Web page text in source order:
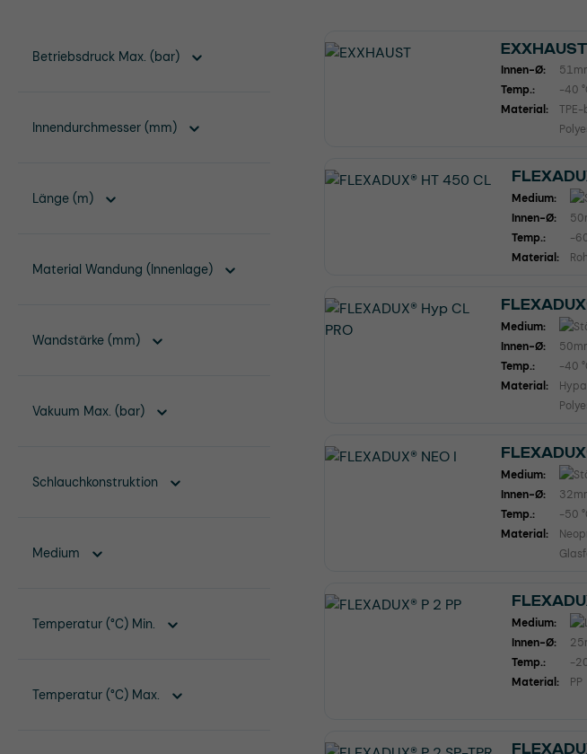
Betriebsdruck Max. (bar)
Innendurchmesser (mm)
Länge (m)
Material Wandung (Innenlage)
Wandstärke (mm)
Vakuum Max. (bar)
Schlauchkonstruktion
Medium
Temperatur (°C) Min.
Temperatur (°C) Max.
EXXHAUST
Innen-Ø:
Temp.:
-40
Material:
Medium:
Innen-Ø:
Temp.:
-
Material:
Medium:
Innen-Ø:
Temp.:
-40
Material:
Medium:
Innen-Ø:
Temp.:
-50
Material:
Medium:
Innen-Ø:
Temp.:
-
Material:
PP